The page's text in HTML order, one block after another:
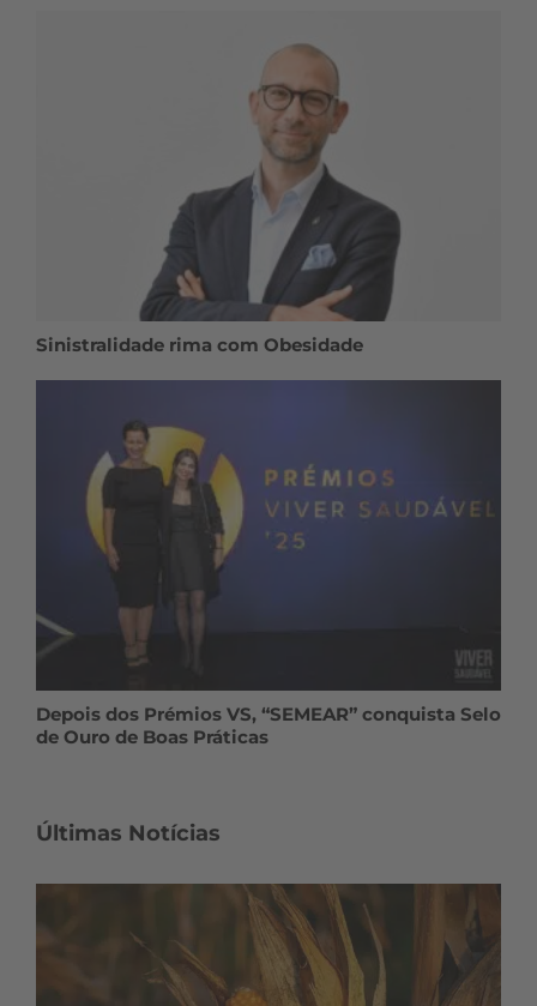
Sinistralidade rima com Obesidade
Depois dos Prémios VS, “SEMEAR” conquista Selo
de Ouro de Boas Práticas
Últimas Notícias